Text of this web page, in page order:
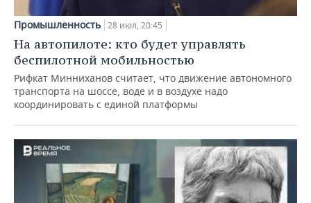
Промышленность 28 июл, 20:45
На автопилоте: кто будет управлять
беспилотной мобильностью
Рифкат Минниханов считает, что движение автономного
транспорта на шоссе, воде и в воздухе надо
координировать с единой платформы